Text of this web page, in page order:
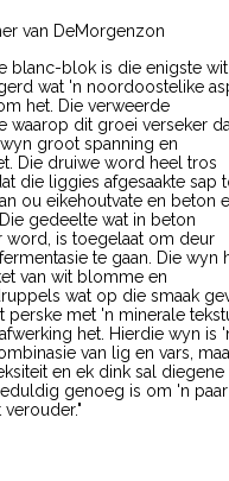
van DeMorgenzon
blanc-blok is die enigste wit
wat 'n noordoostelike
het. Die verweerde
waarop dit groei verseker
groot spanning en
Die druiwe word heel tros
die liggies afgesaakte sap
ou eikehoutvate en beton
gedeelte wat in beton
word, is toegelaat om deur
te gaan. Die wyn
van wit blomme en
wat op die smaak
perske met 'n minerale
het. Hierdie wyn is
van lig en vars,
en ek dink sal diegene
genoeg is om 'n paar